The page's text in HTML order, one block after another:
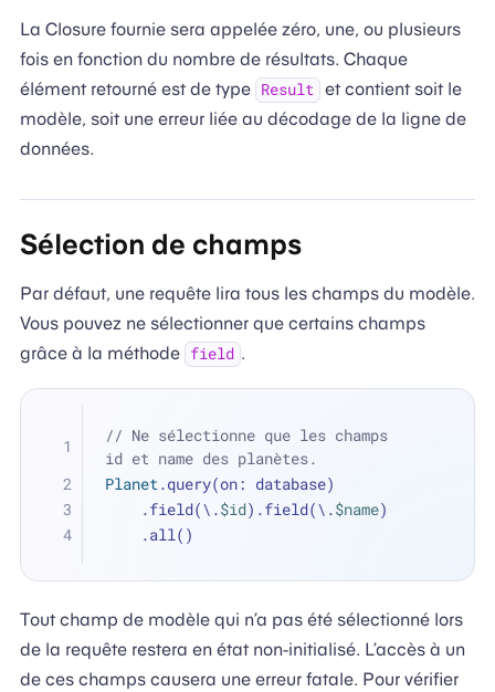
La Closure fournie sera appelée zéro, une, ou plusieurs
fois en fonction du nombre de résultats. Chaque
élément retourné est de type Result et contient soit le
modèle, soit une erreur liée au décodage de la ligne de
données.
Sélection de champs
Par défaut, une requête lira tous les champs du modèle.
Vous pouvez ne sélectionner que certains champs
grâce à la méthode field .
// Ne sélectionne que les champs
id et name des planètes.
Planet.query(on: database)
    .field(\.
$id).field(\.$name)
    .all()
Tout champ de modèle qui n’a pas été sélectionné lors
de la requête restera en état non-initialisé. L’accès à un
de ces champs causera une erreur fatale. Pour vérifier